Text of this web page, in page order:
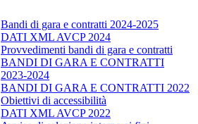
Bandi di gara e contratti 2024-2025
DATI XML AVCP 2024
Provvedimenti bandi di gara e contratti
BANDI DI GARA E CONTRATTI
2023-2024
BANDI DI GARA E CONTRATTI 2022
Obiettivi di accessibilità
DATI XML AVCP 2022